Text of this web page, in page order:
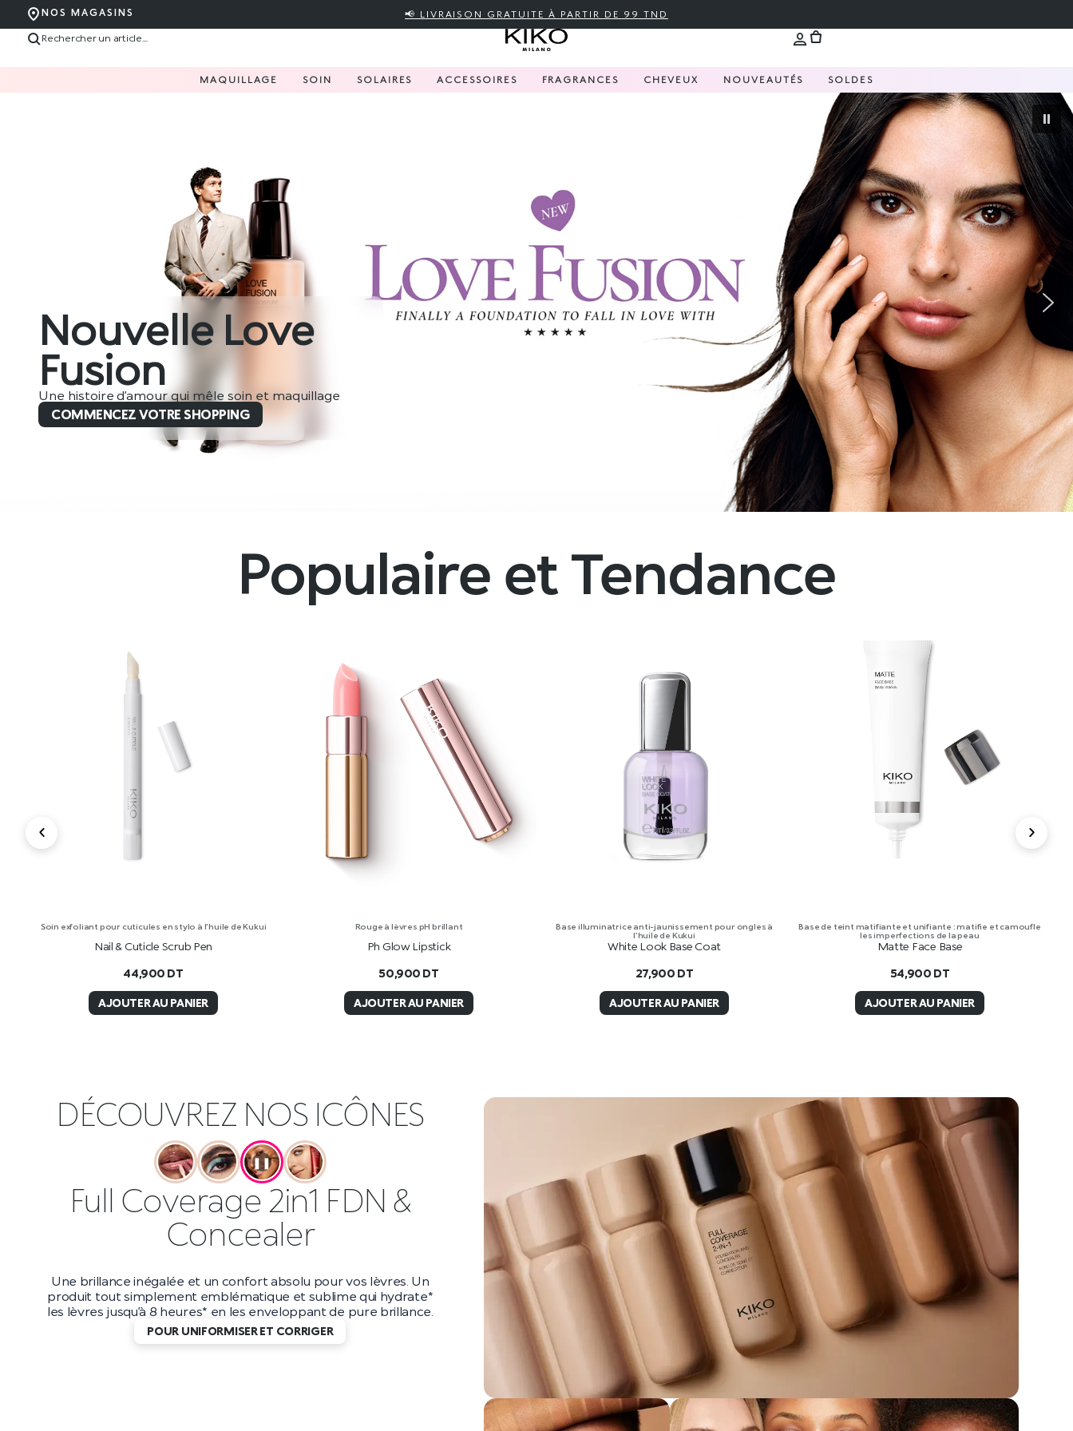
NOS MAGASINS 📢 LIVRAISON GRATUITE À PARTIR DE 99 TND
MAQUILLAGE SOIN SOLAIRES ACCESSOIRES FRAGRANCES CHEVEUX NOUVEAUTÉS SOLDES
Nouvelle Love
Fusion
Une histoire d’amour qui mêle soin et maquillage
COMMENCEZ VOTRE SHOPPING
Populaire et Tendance
Soin exfoliant pour cuticules en stylo à l’huile de Kukui
Nail & Cuticle Scrub Pen
44,900 DT
AJOUTER AU PANIER
Rouge à lèvres pH brillant
Ph Glow Lipstick
50,900 DT
AJOUTER AU PANIER
Base illuminatrice anti-jaunissement pour ongles à
l’huile de Kukui
White Look Base Coat
27,900 DT
AJOUTER AU PANIER
Base de teint matifiante et unifiante : matifie et camoufle
les imperfections de la peau
Matte Face Base
54,900 DT
AJOUTER AU PANIER
DÉCOUVREZ NOS ICÔNES
❚❚
Full Coverage 2in1 FDN &
Concealer
Une brillance inégalée et un confort absolu pour vos lèvres. Un
produit tout simplement emblématique et sublime qui hydrate*
les lèvres jusqu’à 8 heures* en les enveloppant de pure brillance.
POUR UNIFORMISER ET CORRIGER